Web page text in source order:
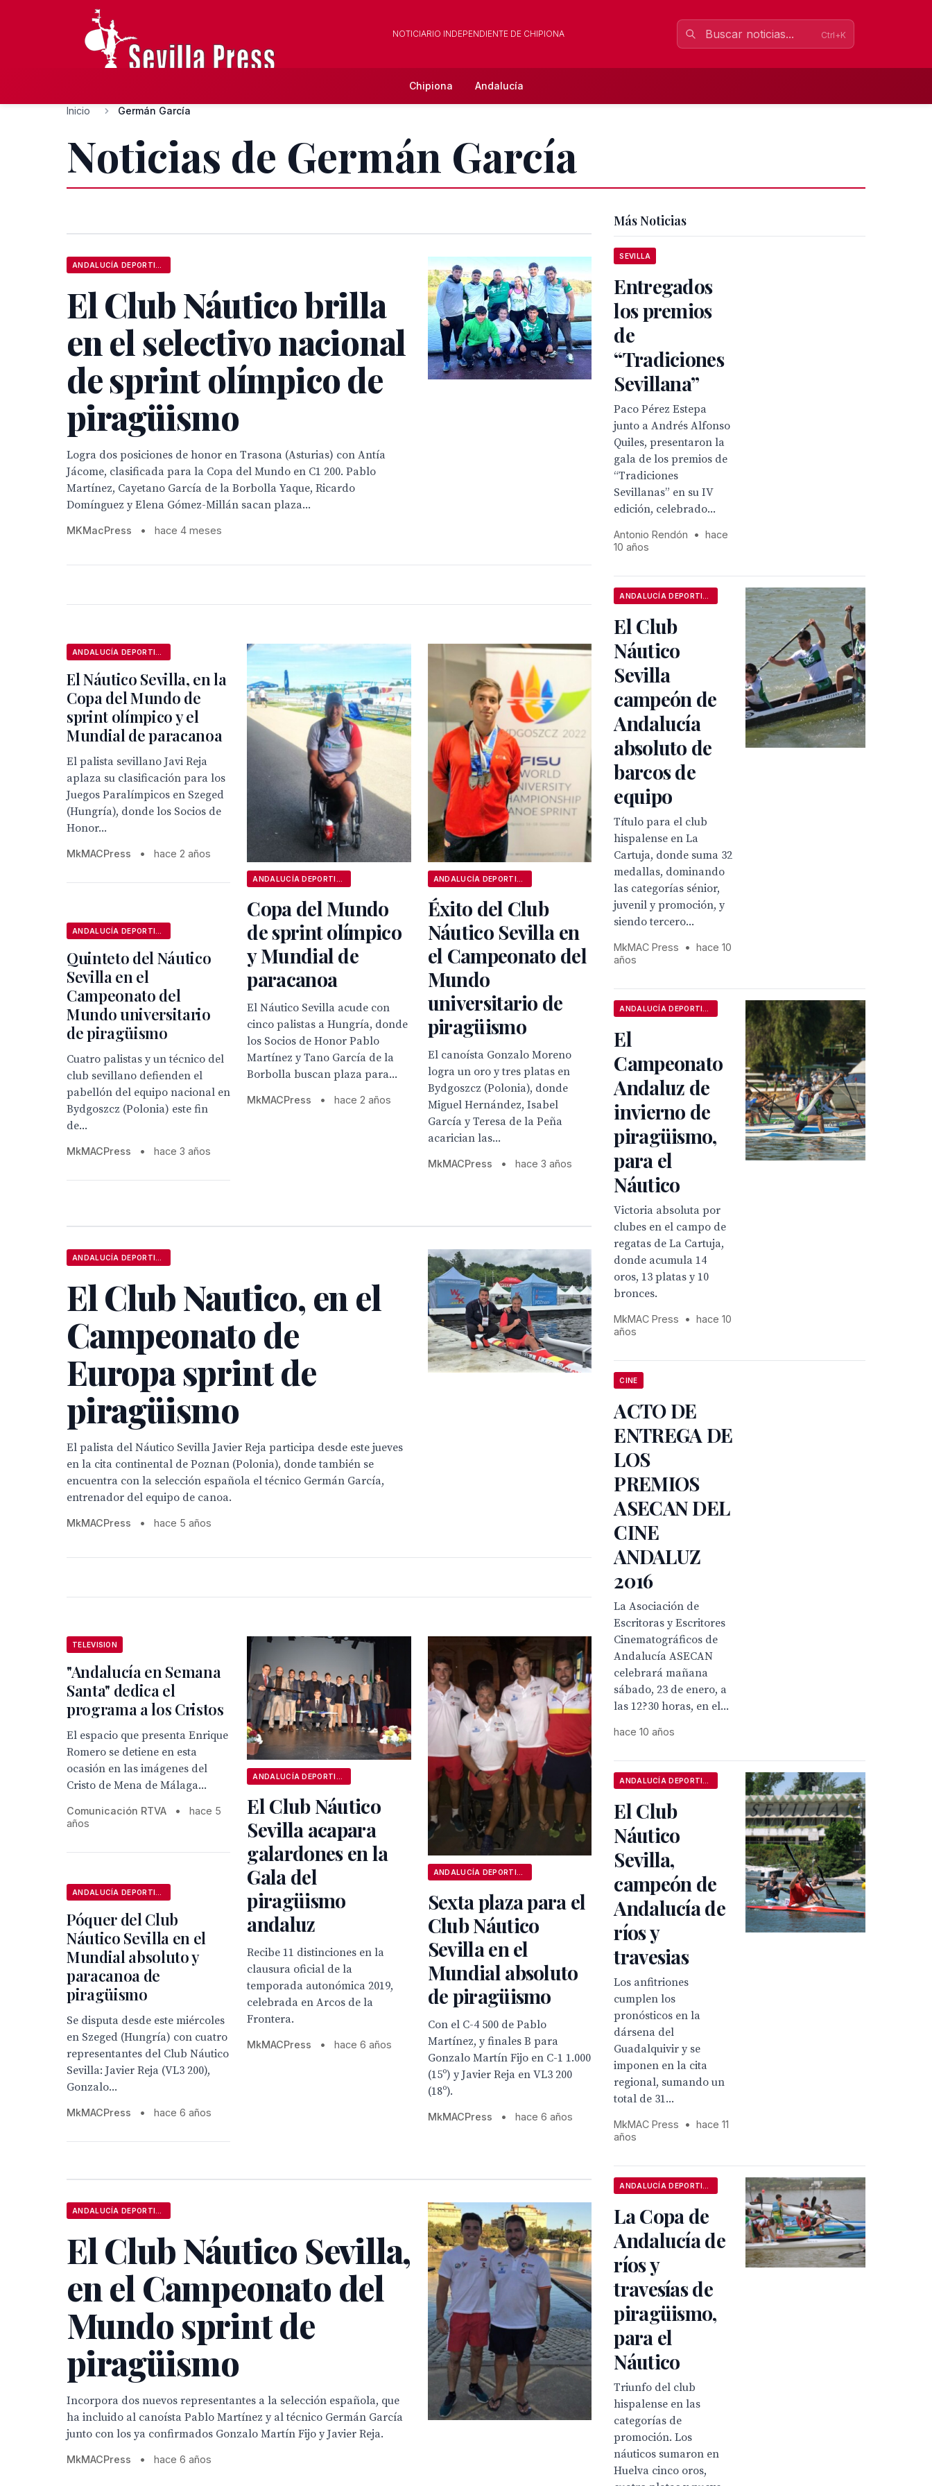
NOTICIARIO INDEPENDIENTE DE CHIPIONA Ctrl+K
Chipiona Andalucía
Inicio Germán García
Noticias de Germán García
El Club Náutico brilla
en el selectivo nacional
de sprint olímpico de
piragüismo
Logra dos posiciones de honor en Trasona (Asturias) con Antía
Jácome, clasificada para la Copa del Mundo en C1 200. Pablo
Martínez, Cayetano García de la Borbolla Yaque, Ricardo
Domínguez y Elena Gómez-Millán sacan plaza...
MKMacPress • hace 4 meses
El Náutico Sevilla, en la
Copa del Mundo de
sprint olímpico y el
Mundial de paracanoa
El palista sevillano Javi Reja
aplaza su clasificación para los
Juegos Paralímpicos en Szeged
(Hungría), donde los Socios de
Honor...
MkMACPress • hace 2 años
Copa del Mundo
de sprint olímpico
y Mundial de
paracanoa
El Náutico Sevilla acude con
cinco palistas a Hungría, donde
los Socios de Honor Pablo
Martínez y Tano García de la
Borbolla buscan plaza para...
MkMACPress • hace 2 años
Éxito del Club
Náutico Sevilla en
el Campeonato del
Mundo
universitario de
piragüismo
El canoísta Gonzalo Moreno
logra un oro y tres platas en
Bydgoszcz (Polonia), donde
Miguel Hernández, Isabel
García y Teresa de la Peña
acarician las...
MkMACPress • hace 3 años
Quinteto del Náutico
Sevilla en el
Campeonato del
Mundo universitario
de piragüismo
Cuatro palistas y un técnico del
club sevillano defienden el
pabellón del equipo nacional en
Bydgoszcz (Polonia) este fin
de...
MkMACPress • hace 3 años
El Club Nautico, en el
Campeonato de
Europa sprint de
piragüismo
El palista del Náutico Sevilla Javier Reja participa desde este jueves
en la cita continental de Poznan (Polonia), donde también se
encuentra con la selección española el técnico Germán García,
entrenador del equipo de canoa.
MkMACPress • hace 5 años
TELEVISION
"Andalucía en Semana
Santa" dedica el
programa a los Cristos
El espacio que presenta Enrique
Romero se detiene en esta
ocasión en las imágenes del
Cristo de Mena de Málaga...
Comunicación RTVA •
hace 5
años
El Club Náutico
Sevilla acapara
galardones en la
Gala del
piragüismo
andaluz
Recibe 11 distinciones en la
clausura oficial de la
temporada autonómica 2019,
celebrada en Arcos de la
Frontera.
MkMACPress • hace 6 años
Sexta plaza para el
Club Náutico
Sevilla en el
Mundial absoluto
de piragüismo
Con el C-4 500 de Pablo
Martínez, y finales B para
Gonzalo Martín Fijo en C-1 1.000
(15º) y Javier Reja en VL3 200
(18º).
MkMACPress • hace 6 años
Póquer del Club
Náutico Sevilla en el
Mundial absoluto y
paracanoa de
piragüismo
Se disputa desde este miércoles
en Szeged (Hungría) con cuatro
representantes del Club Náutico
Sevilla: Javier Reja (VL3 200),
Gonzalo...
MkMACPress • hace 6 años
El Club Náutico Sevilla,
en el Campeonato del
Mundo sprint de
piragüismo
Incorpora dos nuevos representantes a la selección española, que
ha incluido al canoísta Pablo Martínez y al técnico Germán García
junto con los ya confirmados Gonzalo Martín Fijo y Javier Reja.
MkMACPress • hace 6 años
Más Noticias
SEVILLA
Entregados
los premios
de
“Tradiciones
Sevillana”
Paco Pérez Estepa
junto a Andrés Alfonso
Quiles, presentaron la
gala de los premios de
“Tradiciones
Sevillanas” en su IV
edición, celebrado...
Antonio Rendón •
hace
10 años
El Club
Náutico
Sevilla
campeón de
Andalucía
absoluto de
barcos de
equipo
Título para el club
hispalense en La
Cartuja, donde suma 32
medallas, dominando
las categorías sénior,
juvenil y promoción, y
siendo tercero...
MkMAC Press •
hace 10
años
El
Campeonato
Andaluz de
invierno de
piragüismo,
para el
Náutico
Victoria absoluta por
clubes en el campo de
regatas de La Cartuja,
donde acumula 14
oros, 13 platas y 10
bronces.
MkMAC Press •
hace 10
años
CINE
ACTO DE
ENTREGA DE
LOS
PREMIOS
ASECAN DEL
CINE
ANDALUZ
2016
La Asociación de
Escritoras y Escritores
Cinematográficos de
Andalucía ASECAN
celebrará mañana
sábado, 23 de enero, a
las 12?30 horas, en el...
hace 10 años
El Club
Náutico
Sevilla,
campeón de
Andalucía de
ríos y
travesias
Los anfitriones
cumplen los
pronósticos en la
dársena del
Guadalquivir y se
imponen en la cita
regional, sumando un
total de 31...
MkMAC Press •
hace 11
años
La Copa de
Andalucía de
ríos y
travesías de
piragüismo,
para el
Náutico
Triunfo del club
hispalense en las
categorías de
promoción. Los
náuticos sumaron en
Huelva cinco oros,